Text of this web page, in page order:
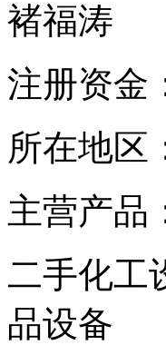
褚福涛
注册资金
所在地区
主营产品
二手化工
品设备